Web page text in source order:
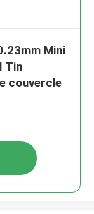
Mini
Tin
couvercle